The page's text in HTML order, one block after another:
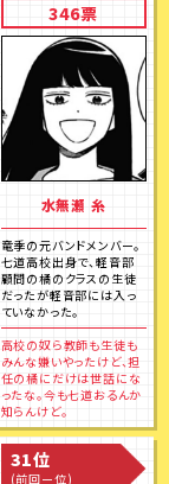
346票
水無瀬 糸
竜季の元バンドメンバー。
七道高校出身で、軽音部
顧問の橘のクラスの生徒
だったが軽音部には入っ
ていなかった。
高校の奴ら教師も生徒も
みんな嫌いやったけど、担
任の橘にだけは世話にな
ったな。今も七道おるんか
知らんけど。
31位
(前回ー位)